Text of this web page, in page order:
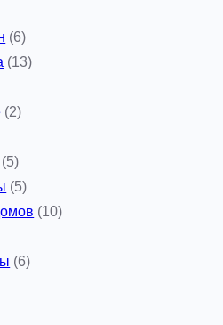
(6)
(13)
(2)
(5)
(5)
(10)
(6)